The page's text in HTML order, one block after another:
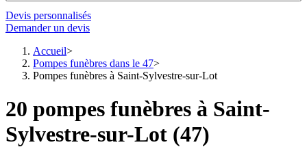
Devis personnalisés
Demander un devis
Accueil
Pompes funèbres dans le 47
Pompes funèbres à Saint-Sylvestre-sur-Lot
20 pompes funèbres à Saint-
Sylvestre-sur-Lot (47)